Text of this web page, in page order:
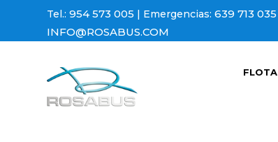
Tel.:954 573 005 | Emergencias:639 713 035
INFO@ROSABUS.COM
FLOTA